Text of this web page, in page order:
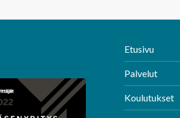
Etusivu
Palvelut
Koulutukset